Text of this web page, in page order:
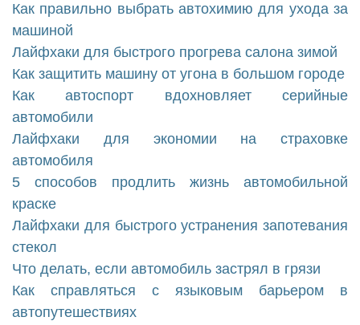
Как правильно выбрать автохимию для ухода за
машиной
Лайфхаки для быстрого прогрева салона зимой
Как защитить машину от угона в большом городе
Как автоспорт вдохновляет серийные
автомобили
Лайфхаки для экономии на страховке
автомобиля
5 способов продлить жизнь автомобильной
краске
Лайфхаки для быстрого устранения запотевания
стекол
Что делать, если автомобиль застрял в грязи
Как справляться с языковым барьером в
автопутешествиях